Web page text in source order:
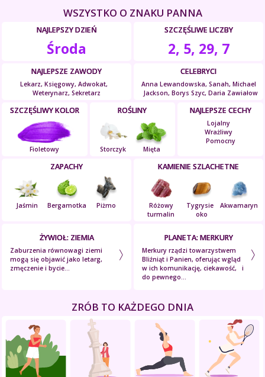
WSZYSTKO O ZNAKU PANNA
NAJLEPSZY DZIEŃ
Środa
SZCZĘŚLIWE LICZBY
2, 5, 29, 7
NAJLEPSZE ZAWODY
Lekarz, Księgowy, Adwokat,
Weterynarz, Sekretarz
CELEBRYCI
Anna Lewandowska, Sanah, Michael
Jackson, Borys Szyc, Daria Zawiałow
ŻYWIOŁ: ZIEMIA
Zaburzenia równowagi ziemi
mogą się objawić jako letarg,
zmęczenie i bycie...
PLANETA: MERKURY
Merkury rządzi towarzystwem
Bliźniąt i Panien, oferując wgląd
w ich komunikację, ciekawość, i
do pewnego...
NAJLEPSZE CECHY
Lojalny
Wrażliwy
Pomocny
SZCZĘŚLIWY KOLOR
Fioletowy
ROŚLINY
Storczyk Mięta
ZAPACHY
Jaśmin Bergamotka Piżmo
KAMIENIE SZLACHETNE
Różowy
turmalin
Tygrysie
oko
Akwamaryn
ZRÓB TO KAŻDEGO DNIA